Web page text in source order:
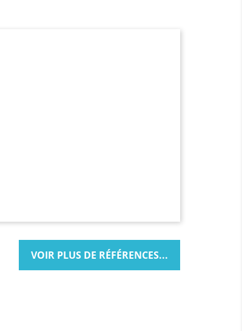
il
sont
genre de
téléphones
protéger le
Il va
VOIR PLUS DE RÉFÉRENCES...